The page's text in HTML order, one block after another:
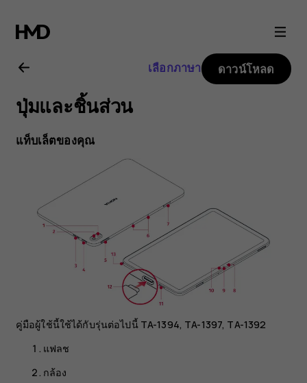
คู่มือ
ผู้
ใช้
Nokia
เลือกภาษา ดาวน์โหลด
ปุ่มและชิ้นส่วน
แท็บเล็ตของคุณ
คู่มือผู้ใช้นี้ใช้ได้กับรุ่นต่อไปนี้ TA-1394, TA-1397, TA-1392
แฟลช
กล้อง